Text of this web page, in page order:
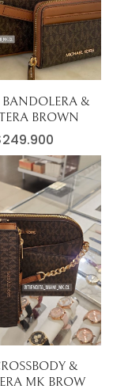
$119.900.
BANDOLERA &
BROWN
249.900
&
MK BROW